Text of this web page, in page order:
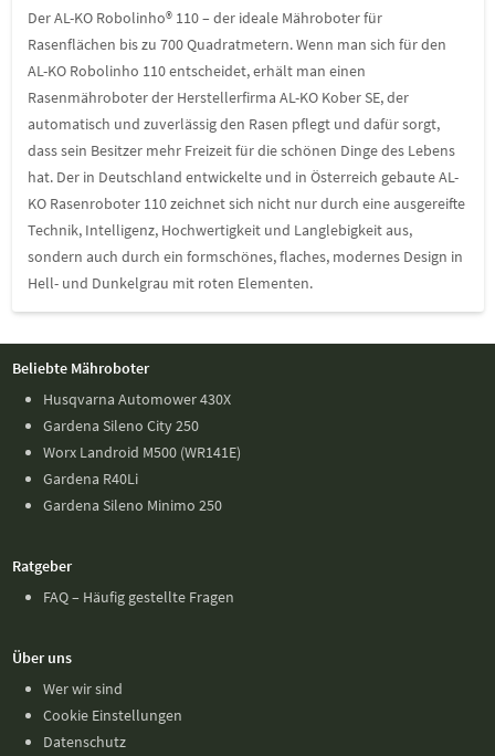
Der AL-KO Robolinho® 110 – der ideale Mähroboter für
Rasenflächen bis zu 700 Quadratmetern. Wenn man sich für den
AL-KO Robolinho 110 entscheidet, erhält man einen
Rasenmähroboter der Herstellerfirma AL-KO Kober SE, der
automatisch und zuverlässig den Rasen pflegt und dafür sorgt,
dass sein Besitzer mehr Freizeit für die schönen Dinge des Lebens
hat. Der in Deutschland entwickelte und in Österreich gebaute AL-
KO Rasenroboter 110 zeichnet sich nicht nur durch eine ausgereifte
Technik, Intelligenz, Hochwertigkeit und Langlebigkeit aus,
sondern auch durch ein formschönes, flaches, modernes Design in
Hell- und Dunkelgrau mit roten Elementen.
Beliebte Mähroboter
Husqvarna Automower 430X
Gardena Sileno City 250
Worx Landroid M500 (WR141E)
Gardena R40Li
Gardena Sileno Minimo 250
Ratgeber
FAQ – Häufig gestellte Fragen
Über uns
Wer wir sind
Cookie Einstellungen
Datenschutz